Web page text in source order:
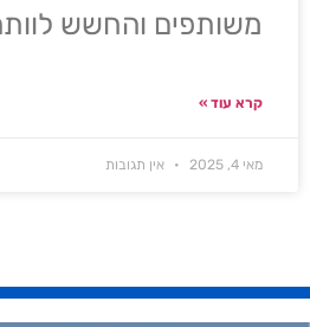
משותפים והחשש
קרא עוד »
מאי 4, 2025 אין תגובות